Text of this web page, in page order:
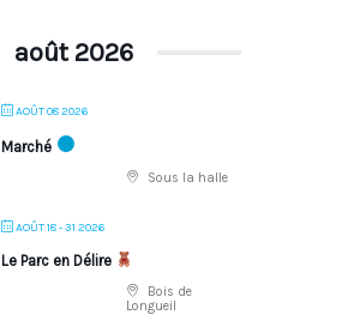
août 2026
AOÛT 08 2026
Marché
Sous la halle
AOÛT 18 - 31 2026
Le Parc en Délire
Bois de
Longueil